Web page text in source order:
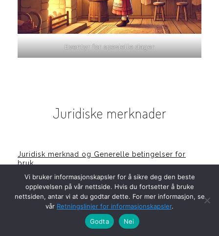
Eventyr for spesielle dager
Juridiske merknader
Juridisk merknad og Generelle betingelser for
bruk
Personvernerklæring
Retningslinjer for informasjonskapsler
Vi bruker informasjonskapsler for å sikre deg den beste
opplevelsen på vår nettside. Hvis du fortsetter å bruke
nettsiden, antar vi at du godtar dette. For mer informasjon, se
vår Retningslinjer for informasjonskapsler.
Godta
Nei